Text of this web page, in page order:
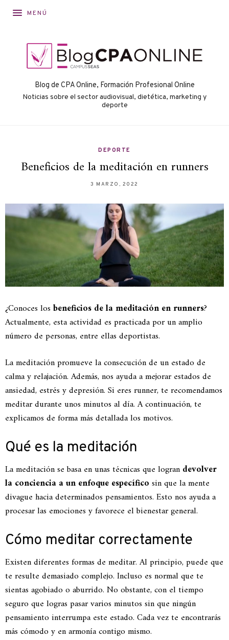
MENÚ
Blog de CPA Online, Formación Profesional Online
Noticias sobre el sector audiovisual, dietética, marketing y
deporte
DEPORTE
Beneficios de la meditación en runners
3 MARZO, 2022
¿Conoces los beneficios de la meditación en runners?
Actualmente, esta actividad es practicada por un amplio
número de personas, entre ellas deportistas.
La meditación promueve la consecución de un estado de
calma y relajación. Además, nos ayuda a mejorar estados de
ansiedad, estrés y depresión. Si eres runner, te recomendamos
meditar durante unos minutos al día. A continuación, te
explicamos de forma más detallada los motivos.
Qué es la meditación
La meditación se basa en unas técnicas que lograndevolver
la conciencia a un enfoque específico sin que la mente
divague hacia determinados pensamientos. Esto nos ayuda a
procesar las emociones y favorece el bienestar general.
Cómo meditar correctamente
Existen diferentes formas de meditar. Al principio, puede que
te resulte demasiado complejo. Incluso es normal que te
sientas agobiado o aburrido. No obstante, con el tiempo
seguro que logras pasar varios minutos sin que ningún
pensamiento interrumpa este estado. Cada vez te encontrarás
más cómodo y en armonía contigo mismo.